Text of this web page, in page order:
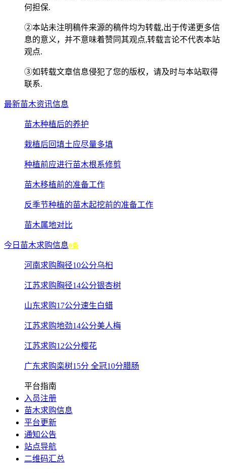
何担保.
②本站未注明稿件来源的稿件均为转载,出于传递更多信
息的意义，并不意味着赞同其观点,转载言论不代表本站
观点.
③如转载文章信息侵犯了您的版权，请及时与本站取得
联系.
最新苗木资讯信息
苗木种植后的养护
栽植后回填土应尽量多填
种植前应进行苗木根系修剪
苗木移植前的准备工作
反季节种植的苗木起挖前的准备工作
苗木属地对比
今日苗木求购信息0条
河南求购胸径10公分乌桕
江苏求购胸径14公分银杏树
山东求购17公分速生白蜡
江苏求购地劲14公分美人梅
江苏求购12公分樱花
广东求购栾树15分 全冠10分腊肠
平台指南
入员注册
苗木求购信息
平台更新
通知公告
站点导航
二维码汇总